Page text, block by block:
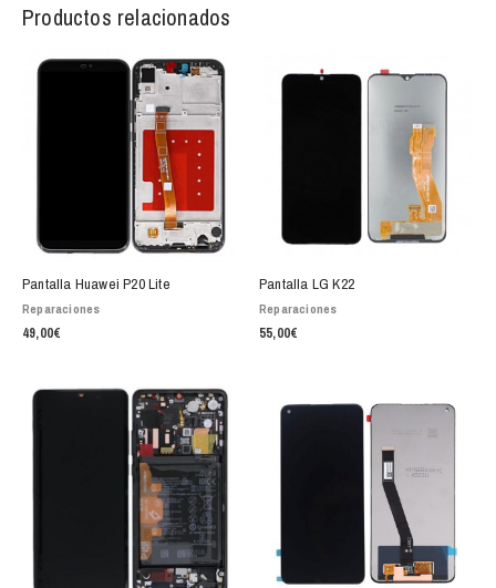
Productos relacionados
Pantalla Huawei P20 Lite
Reparaciones
49,00€
Pantalla LG K22
Reparaciones
55,00€